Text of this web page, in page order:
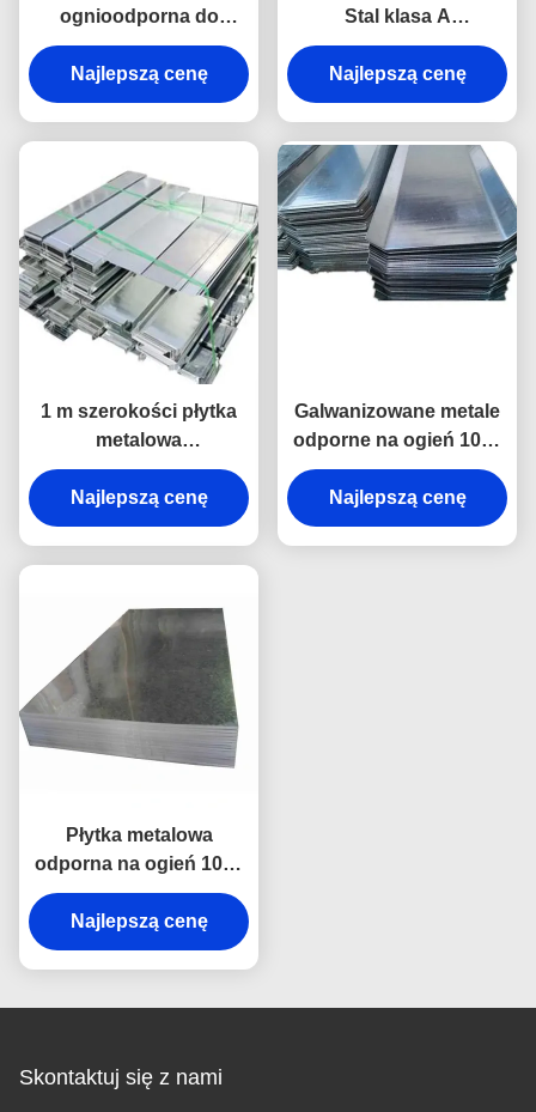
ognioodporna do
1000°C Metali
ognioodporne
Najlepszą cenę
Stal klasa A
ognioodporny Metal
szerokość 1000 mm
Najlepszą cenę
1 m szerokości płytka
metalowa
ognioodporna odporna
na korozję
Najlepszą cenę
Galwanizowane metale
odporne na ogień 1000
stopni stali
ognioodpornej
Najlepszą cenę
Płytka metalowa
odporna na ogień 1000
stopni stalowa
ocynkowana
Najlepszą cenę
Skontaktuj się z nami